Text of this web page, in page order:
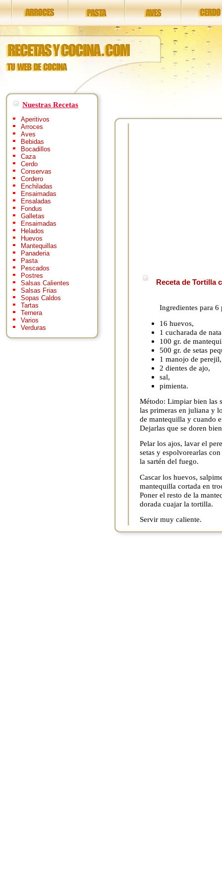
Nuestras Recetas
Aperitivos
Arroces
Aves
Bebidas
Bocadillos
Caza
Cerdo
Conservas
Cordero
Enchiladas
Ensaimadas
Ensaladas
Fondus
Galletas
Ensaimadas
Helados
Huevos
Mantequillas
Panaderia
Pasta
Pescados
Postres
Salsas Calientes
Salsas Frias
Sopas Caldos
Tartas
Ternera
Varios
Verduras
Receta de Tortilla
Ingredientes para 6
16 huevos,
1 cucharada de
100 gr. de
500 gr. de setas
1 manojo de perejil,
2 dientes de ajo,
sal,
pimienta.
Método: Limpiar bien las
las primeras en juliana y
de mantequilla y cuando
Dejarlas que se doren
Pelar los ajos, lavar el
setas y espolvorearlas
la sartén del fuego.
Cascar los huevos,
mantequilla cortada en
Poner el resto de la
dorada cuajar la tortilla.
Servir muy caliente.